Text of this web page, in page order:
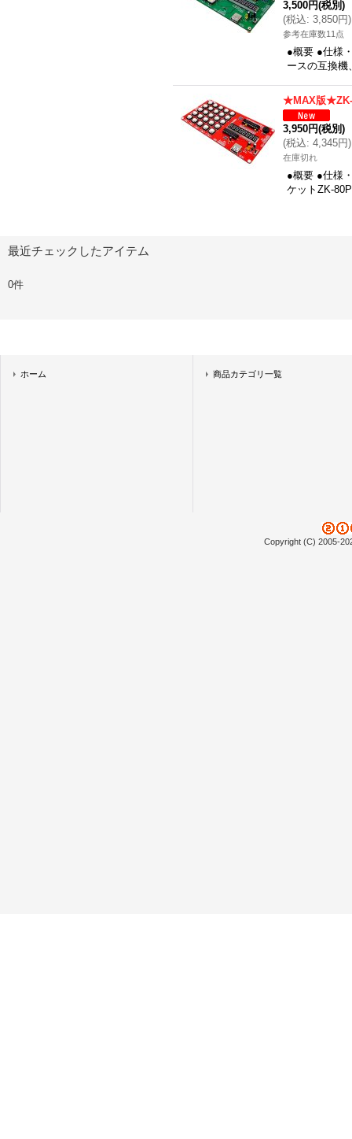
3,500円(税別)
(税込: 3,850円)
参考在庫数11点
●概要 ●仕様
ースの互換
★MAX版★ZK-
3,950円(税別)
(税込: 4,345円)
在庫切れ
●概要 ●仕様
ケットZK-
最近チェックしたアイテム
0件
ホーム 商品カテゴリ一覧
Copyright (C) 2005-